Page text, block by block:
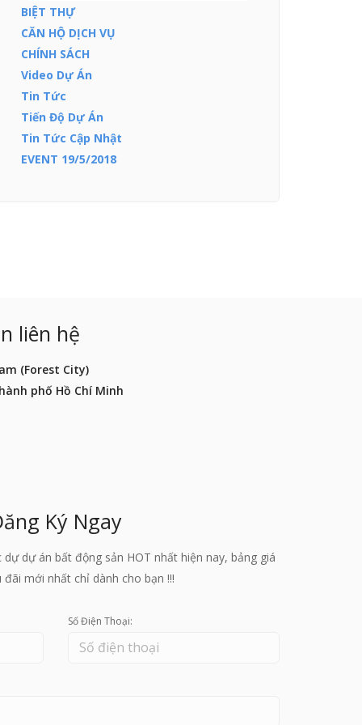
BIỆT THỰ
CĂN HỘ DỊCH VỤ
CHÍNH SÁCH
Video Dự Án
Tin Tức
Tiến Độ Dự Án
Tin Tức Cập Nhật
EVENT 19/5/2018
liên hệ
(Forest City)
phố Hồ Chí Minh
Ký Ngay
dự án bất động sản HOT nhất hiện nay, bảng giá
đãi mới nhất chỉ dành cho bạn !!!
Số Điện Thoại: